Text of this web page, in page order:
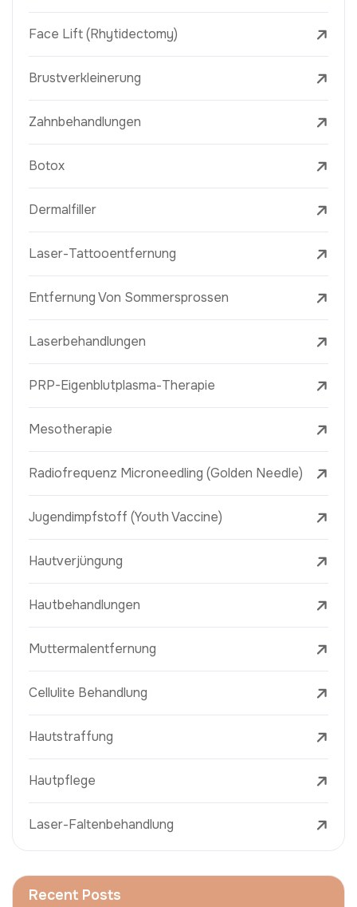
Face Lift (Rhytidectomy)
Brustverkleinerung
Zahnbehandlungen
Botox
Dermalfiller
Laser-Tattooentfernung
Entfernung Von Sommersprossen
Laserbehandlungen
PRP-Eigenblutplasma-Therapie
Mesotherapie
Radiofrequenz Microneedling (Golden Needle)
Jugendimpfstoff (Youth Vaccine)
Hautverjüngung
Hautbehandlungen
Muttermalentfernung
Cellulite Behandlung
Hautstraffung
Hautpflege
Laser-Faltenbehandlung
Recent Posts